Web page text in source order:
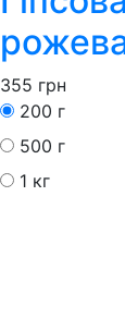
355 грн
200 г
500 г
1 кг